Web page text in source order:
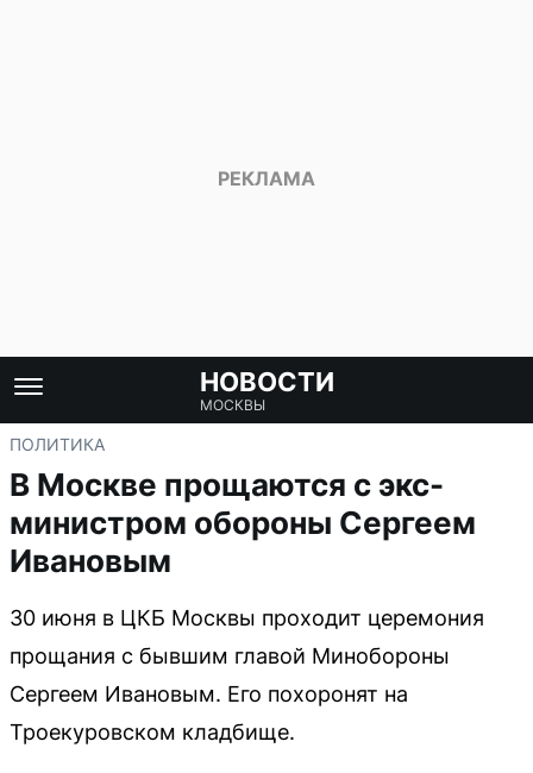
НОВОСТИ
МОСКВЫ
ПОЛИТИКА
В Москве прощаются с экс-
министром обороны Сергеем
Ивановым
30 июня в ЦКБ Москвы проходит церемония
прощания с бывшим главой Минобороны
Сергеем Ивановым. Его похоронят на
Троекуровском кладбище.